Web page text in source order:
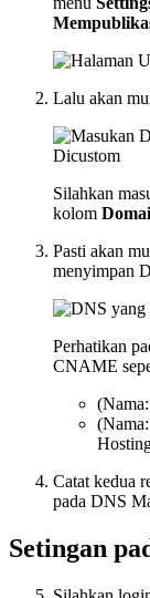
Lalu akan
Dicustom
Silahkan
kolom
Pasti akan
menyimpan
Perhatikan
CNAME
Catat kedua
pada DNS
Setingan